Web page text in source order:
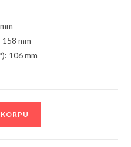
158 mm
106 mm